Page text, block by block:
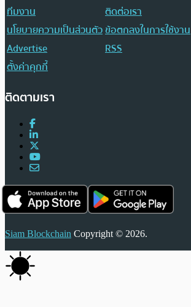
ทีมงาน
ติดต่อเรา
นโยบายความเป็นส่วนตัวข้อตกลงในการใช้งาน
Advertise
RSS
ตั้งค่าคุกกี้
ติดตามเรา
Siam Blockchain Copyright © 2026.